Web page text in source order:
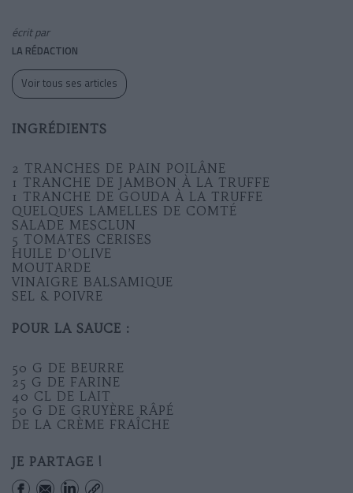
écrit par
LA RÉDACTION
Voir tous ses articles
INGRÉDIENTS
2 TRANCHES DE PAIN POILÂNE
1 TRANCHE DE JAMBON À LA TRUFFE
1 TRANCHE DE GOUDA À LA TRUFFE
QUELQUES LAMELLES DE COMTÉ
SALADE MESCLUN
5 TOMATES CERISES
HUILE D’OLIVE
MOUTARDE
VINAIGRE BALSAMIQUE
SEL & POIVRE
POUR LA SAUCE :
50 G DE BEURRE
25 G DE FARINE
40 CL DE LAIT
50 G DE GRUYÈRE RÂPÉ
DE LA CRÈME FRAÎCHE
JE PARTAGE !